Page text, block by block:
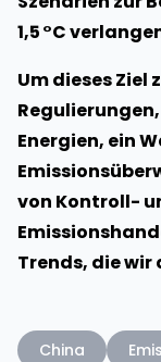
1,5 °C
Um dieses Ziel
Energien, ein
von Kontroll-
Trends, die wir
China